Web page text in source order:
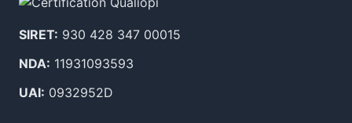
SIRET: 930 428 347 00015
NDA: 11931093593
UAI: 0932952D